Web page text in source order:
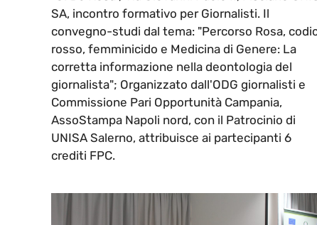
SA, incontro formativo per Giornalisti. Il
convegno-studi dal tema: "Percorso Rosa,
rosso, femminicido e Medicina di Genere: La
corretta informazione nella deontologia del
giornalista"; Organizzato dall'ODG giornalisti e
Commissione Pari Opportunità Campania,
AssoStampa Napoli nord, con il Patrocinio di
UNISA Salerno, attribuisce ai partecipanti 6
crediti FPC.